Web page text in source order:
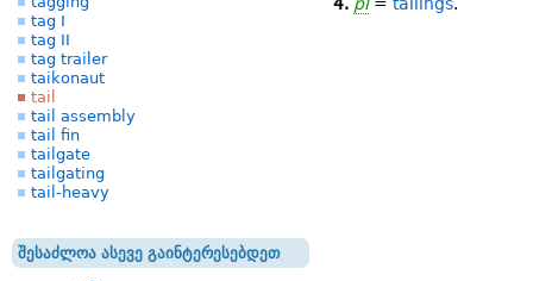
tag I
tag II
tag trailer
taikonaut
tail
tail assembly
tail fin
tailgate
tailgating
tail-heavy
შესაძლოა ასევე გაინტერესებდეთ